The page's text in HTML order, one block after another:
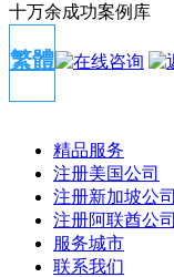
十万余成功案例库
繁體
精品服务
注册美国公司
注册新加坡公司
注册阿联酋公司
服务城市
联系我们